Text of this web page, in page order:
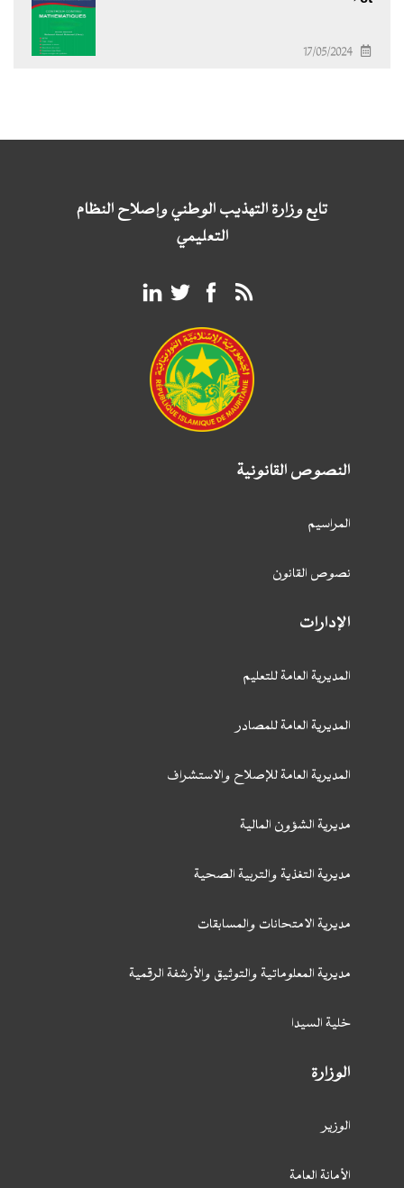
17/05/2024
تابع وزارة التهذيب الوطني وإصلاح النظام
التعليمي
النصوص القانونية
المراسيم
نصوص القانون
الإدارات
المديرية العامة للتعليم
المديرية العامة للمصادر
المديرية العامة للإصلاح والاستشراف
مديرية الشؤون المالية
مديرية التغذية والتربية الصحية
مديرية الامتحانات والمسابقات
مديرية المعلوماتية والتوثيق والأرشفة الرقمية
خلية السيدا
الوزارة
الوزير
الأمانة العامة